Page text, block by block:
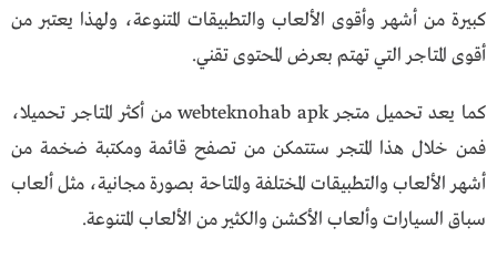
كبيرة من أشهر وأقوى الألعاب والتطبيقات المتنوعة، ولهذا يعتبر من
أقوى المتاجر التي تهتم بعرض المحتوى تقني.
كما يعد تحميل متجر webteknohab apk من أكثر المتاجر تحميلا،
فمن خلال هذا المتجر ستتمكن من تصفح قائمة ومكتبة ضخمة من
أشهر الألعاب والتطبيقات المختلفة والمتاحة بصورة مجانية، مثل ألعاب
سباق السيارات وألعاب الأكشن والكثير من الألعاب المتنوعة.